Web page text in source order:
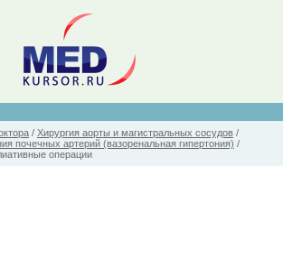
/ Хирургия аорты и магистральных сосудов /
почечных артерий (вазоренальная гипертония) /
операции